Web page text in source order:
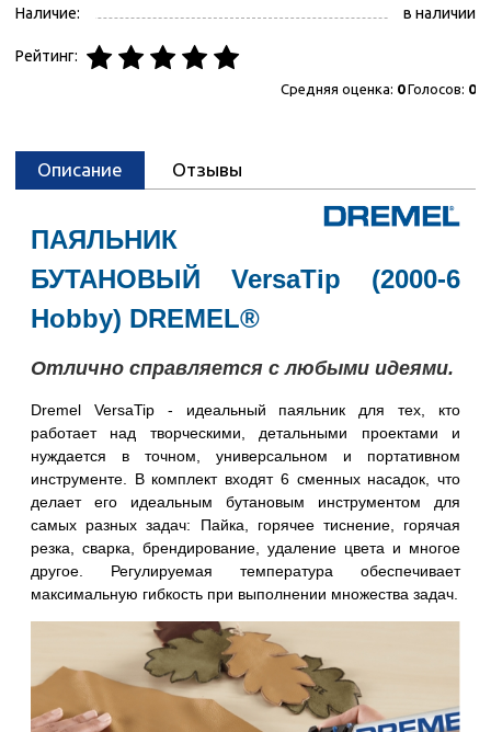
Наличие: в наличии
Рейтинг:
Средняя оценка: 0Голосов: 0
Описание Отзывы
ПАЯЛЬНИК
БУТАНОВЫЙ VersaTip (2000-6
Hobby) DREMEL®
Отлично справляется с любыми идеями.
Dremel VersaTip - идеальный паяльник для тех, кто
работает над творческими, детальными проектами и
нуждается в точном, универсальном и портативном
инструменте. В комплект входят 6 сменных насадок, что
делает его идеальным бутановым инструментом для
самых разных задач: Пайка, горячее тиснение, горячая
резка, сварка, брендирование, удаление цвета и многое
другое. Регулируемая температура обеспечивает
максимальную гибкость при выполнении множества задач.